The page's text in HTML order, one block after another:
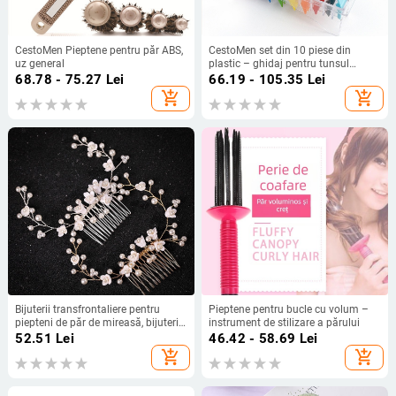
CestoMen Pieptene pentru păr ABS,
uz general
68.78 - 75.27 Lei
add_shopping_cart
CestoMen set din 10 piese din
plastic – ghidaj pentru tunsul
părului, control manual
66.19 - 105.35 Lei
add_shopping_cart
Bijuterii transfrontaliere pentru
piepteni de păr de mireasă, bijuterii
europene și americane pentru
comerț exterior, piepteni de păr cu
flori, coafură, țesut manual, potrivire
52.51 Lei
add_shopping_cart
Pieptene pentru bucle cu volum –
instrument de stilizare a părului
46.42 - 58.69 Lei
add_shopping_cart